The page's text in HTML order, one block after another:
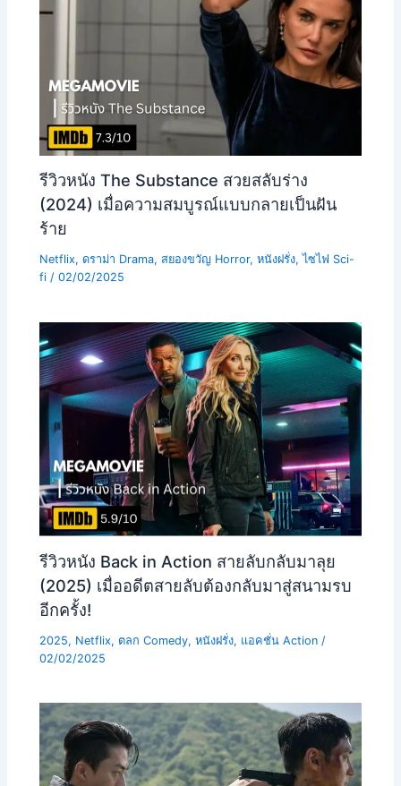
รีวิวหนัง The Substance สวยสลับร่าง
(2024) เมื่อความสมบูรณ์แบบกลายเป็นฝัน
ร้าย
Netflix,ดราม่า Drama,สยองขวัญ Horror,หนังฝรั่ง,ไซไฟ Sci-
fi /02/02/2025
รีวิวหนัง Back in Action สายลับกลับมาลุย
(2025) เมื่ออดีตสายลับต้องกลับมาสู่สนามรบ
อีกครั้ง!
2025, Netflix, ตลก Comedy,หนังฝรั่ง, แอคชั่น Action /
02/02/2025